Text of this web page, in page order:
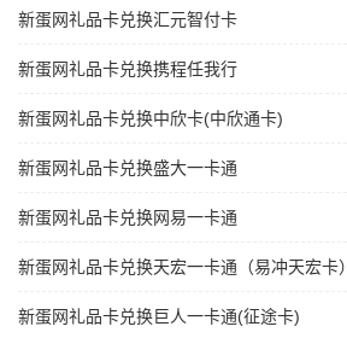
新蛋网礼品卡兑换汇元智付卡
新蛋网礼品卡兑换携程任我行
新蛋网礼品卡兑换中欣卡(中欣通卡)
新蛋网礼品卡兑换盛大一卡通
新蛋网礼品卡兑换网易一卡通
新蛋网礼品卡兑换天宏一卡通（易冲天宏卡）
新蛋网礼品卡兑换巨人一卡通(征途卡)